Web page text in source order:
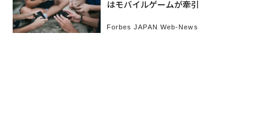
はモバイルゲームが牽引
Forbes JAPAN Web-News